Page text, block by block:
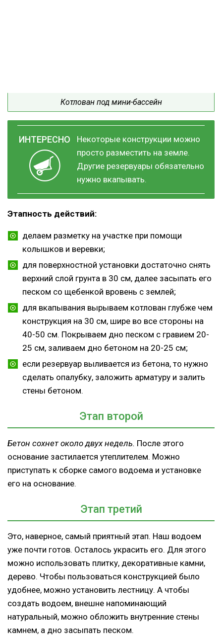
Котлован под мини-бассейн
Некоторые конструкции можно
просто разместить на земле.
Другие резервуары обязательно
нужно вкапывать.
Этапность действий:
делаем разметку на участке при помощи
колышков и веревки;
для поверхностной установки достаточно снять
верхний слой грунта в 30 см, далее засыпать его
песком со щебенкой вровень с землей;
для вкапывания вырываем котлован глубже чем
конструкция на 30 см, шире во все стороны на
40-50 см. Покрываем дно песком с гравием 20-
25 см, заливаем дно бетоном на 20-25 см;
если резервуар выливается из бетона, то нужно
сделать опалубку, заложить арматуру и залить
стены бетоном.
Этап второй
Бетон сохнет около двух недель. После этого
основание застилается утеплителем. Можно
приступать к сборке самого водоема и установке
его на основание.
Этап третий
Это, наверное, самый приятный этап. Наш водоем
уже почти готов. Осталось украсить его. Для этого
можно использовать плитку, декоративные камни,
дерево. Чтобы пользоваться конструкцией было
удобнее, можно установить лестницу. А чтобы
создать водоем, внешне напоминающий
натуральный, можно обложить внутренние стены
камнем, а дно засыпать песком.